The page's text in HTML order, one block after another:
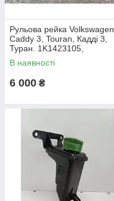
Рульова рейка Volkswagen
Caddy 3, Touran, Кадді 3,
Туран. 1K1423105,
1K1909144JG
В наявності
6 000 ₴